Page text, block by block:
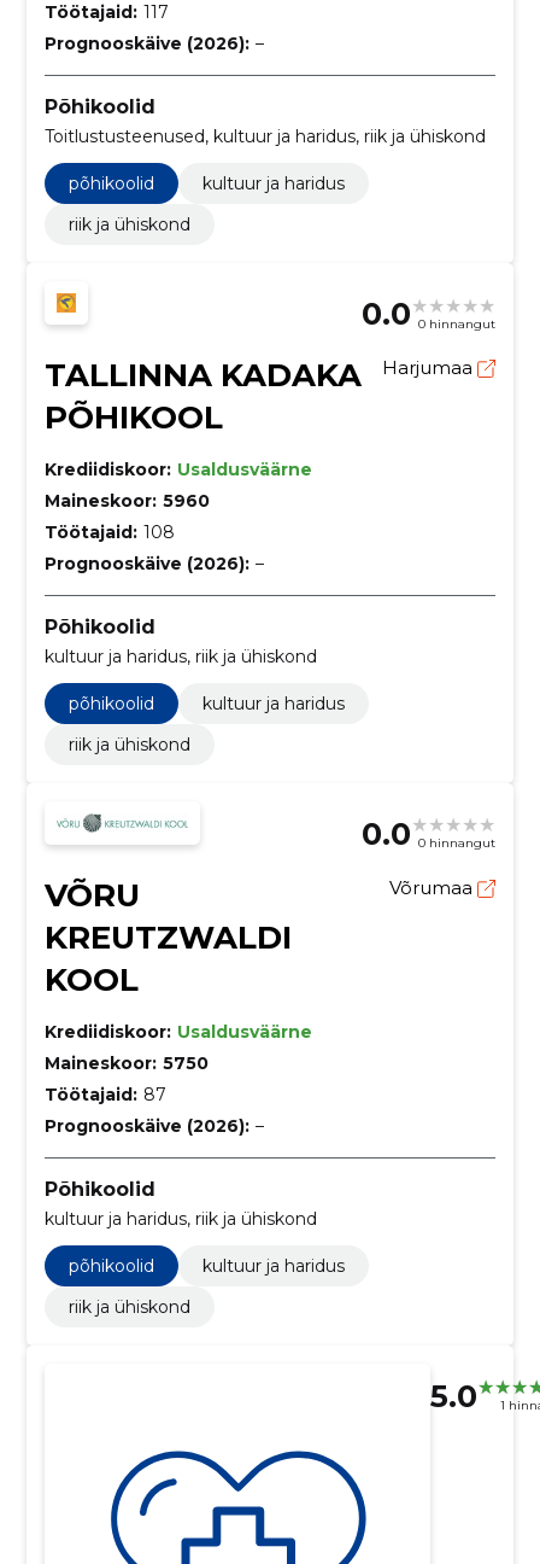
Töötajaid: 117
Prognooskäive (2026): –
Põhikoolid
Toitlustusteenused, kultuur ja haridus, riik ja ühiskond
põhikoolid
kultuur ja haridus
riik ja ühiskond
0.0 0 hinnangut
TALLINNA KADAKA
PÕHIKOOL
Harjumaa
Krediidiskoor: Usaldusväärne
Maineskoor: 5960
Töötajaid: 108
Prognooskäive (2026): –
Põhikoolid
kultuur ja haridus, riik ja ühiskond
põhikoolid
kultuur ja haridus
riik ja ühiskond
0.0 0 hinnangut
VÕRU
KREUTZWALDI
KOOL
Võrumaa
Krediidiskoor: Usaldusväärne
Maineskoor: 5750
Töötajaid: 87
Prognooskäive (2026): –
Põhikoolid
kultuur ja haridus, riik ja ühiskond
põhikoolid
kultuur ja haridus
riik ja ühiskond
5.0 1